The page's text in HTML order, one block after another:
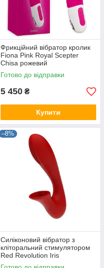
Фрикційний вібратор кролик
Fiona Pink Royal Scepter
Chisa рожевий
Готово до відправки
5 450 ₴
Купити
–8%
Силіконовий вібратор з
кліторальний стимулятором
Red Revolution Iris